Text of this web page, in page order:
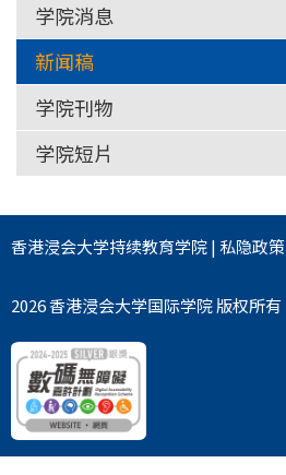
学院消息
新闻稿
学院刊物
学院短片
香港浸会大学持续教育学院| 私隐政策
2026 香港浸会大学国际学院 版权所有